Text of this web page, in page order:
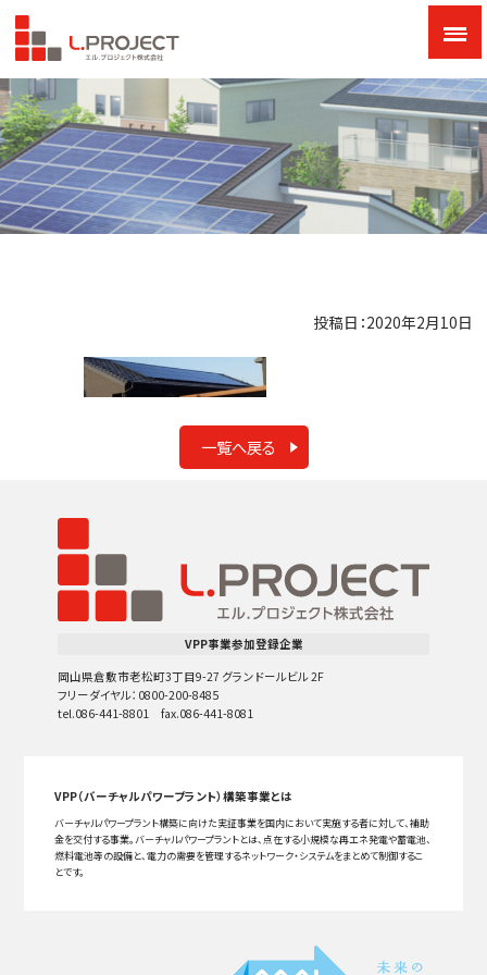
投稿日：2020年2月10日
一覧へ戻る
VPP事業参加登録企業
岡山県倉敷市老松町3丁目9-27 グランドールビル 2F
フリーダイヤル：0800-200-8485
tel.086-441-8801 fax.086-441-8081
VPP（バーチャルパワープラント）構築事業とは
バーチャルパワープラント構築に向けた実証事業を国内において実施する者に対して、補助
金を交付する事業。バーチャルパワープラントとは、点在する小規模な再エネ発電や蓄電池、
燃料電池等の設備と、電力の需要を管理するネットワーク・システムをまとめて制御するこ
とです。